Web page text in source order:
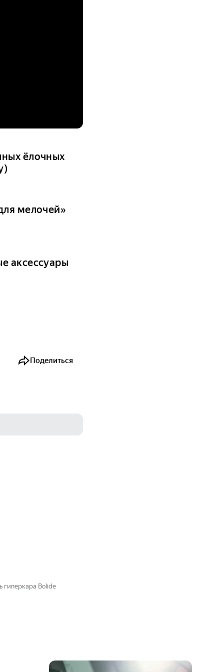
ёлочных
мелочей»
аксессуары
Поделиться
гиперкара Bolide